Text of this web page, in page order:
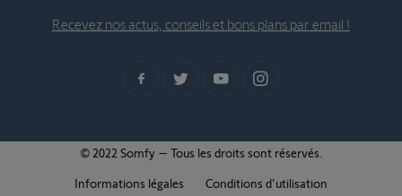
Recevez nos actus, conseils et bons plans par email !
© 2022 Somfy – Tous les droits sont réservés.
Informations légales
Conditions d'utilisation